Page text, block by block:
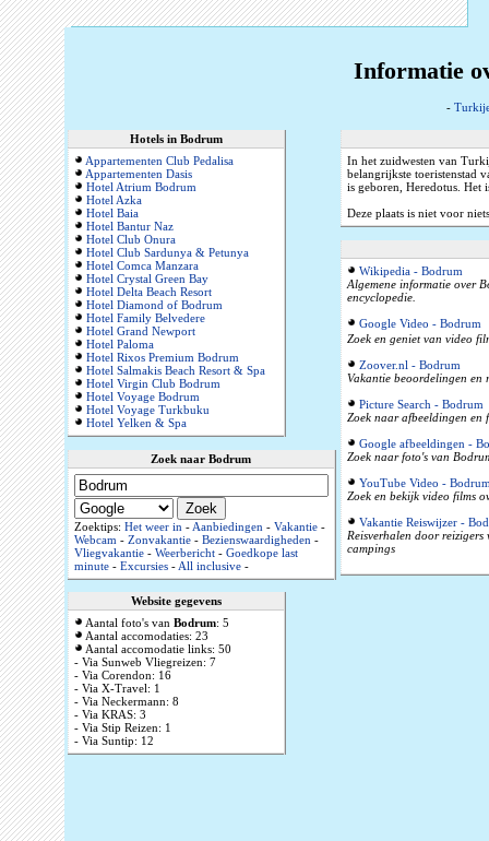
Informatie
-
Hotels in Bodrum
Appartementen Club Pedalisa
Appartementen Dasis
Hotel Atrium Bodrum
Hotel Azka
Hotel Baia
Hotel Bantur Naz
Hotel Club Onura
Hotel Club Sardunya & Petunya
Hotel Comca Manzara
Hotel Crystal Green Bay
Hotel Delta Beach Resort
Hotel Diamond of Bodrum
Hotel Family Belvedere
Hotel Grand Newport
Hotel Paloma
Hotel Rixos Premium Bodrum
Hotel Salmakis Beach Resort & Spa
Hotel Virgin Club Bodrum
Hotel Voyage Bodrum
Hotel Voyage Turkbuku
Hotel Yelken & Spa
Zoek naar Bodrum
Zoektips: Het weer in-Aanbiedingen- Vakantie-
Webcam- Zonvakantie- Bezienswaardigheden-
Vliegvakantie- Weerbericht- Goedkope last
minute- Excursies-All inclusive-
Website gegevens
Aantal foto's van Bodrum: 5
Aantal accomodaties: 23
Aantal accomodatie links: 50
- Via Sunweb Vliegreizen: 7
- Via Corendon: 16
- Via X-Travel: 1
- Via Neckermann: 8
- Via KRAS: 3
- Via Stip Reizen: 1
- Via Suntip: 12
In het zuidwesten van
belangrijkste toeristenstad
is geboren, Heredotus. Het
Deze plaats is niet voor
Wikipedia - Bodrum
Algemene informatie over
encyclopedie.
Google Video - Bodrum
Zoek en geniet van video
Zoover.nl - Bodrum
Vakantie beoordelingen en
Picture Search - Bodrum
Zoek naar afbeeldingen en
Google afbeeldingen -
Zoek naar foto's van
YouTube Video -
Zoek en bekijk video films
Vakantie Reiswijzer -
Reisverhalen door reizigers
campings